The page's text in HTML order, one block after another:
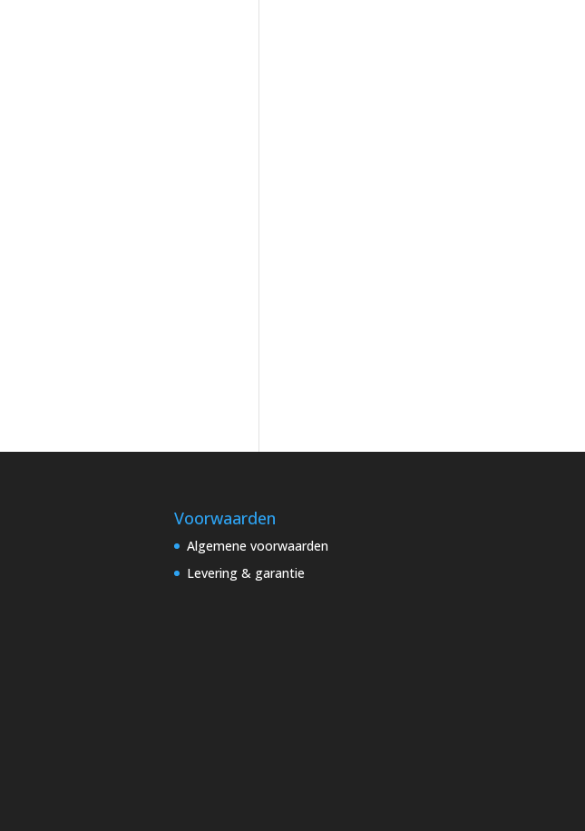
Voorwaarden
Algemene voorwaarden
Levering & garantie